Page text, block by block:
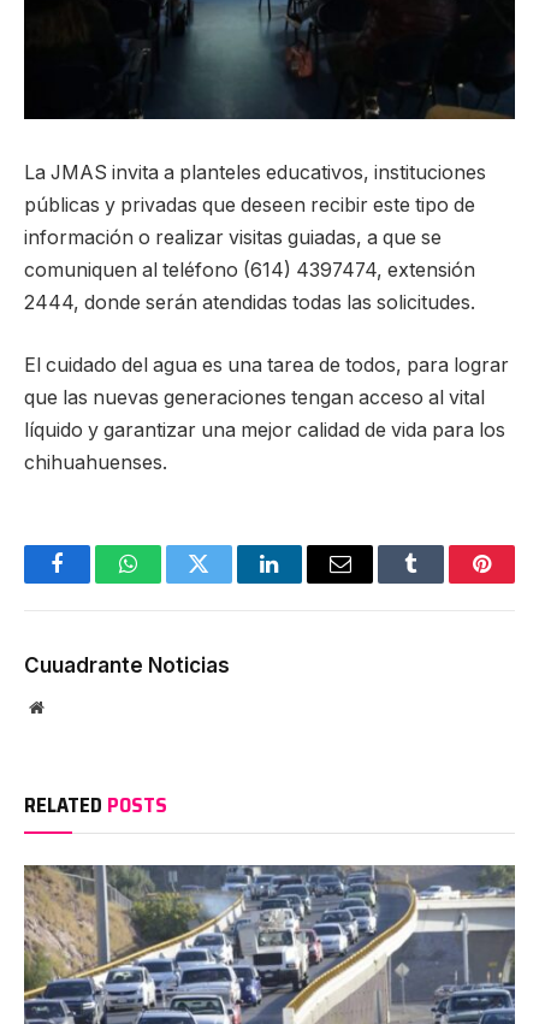
La JMAS invita a planteles educativos, instituciones
públicas y privadas que deseen recibir este tipo de
información o realizar visitas guiadas, a que se
comuniquen al teléfono (614) 4397474, extensión
2444, donde serán atendidas todas las solicitudes.
El cuidado del agua es una tarea de todos, para lograr
que las nuevas generaciones tengan acceso al vital
líquido y garantizar una mejor calidad de vida para los
chihuahuenses.
FacebookWhatsAppTwitter LinkedInEmail Tumblr
Cuuadrante Noticias
Website
RELATED POSTS